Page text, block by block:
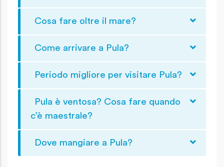
Cosa fare oltre il mare?
Come arrivare a Pula?
Periodo migliore per visitare Pula?
Pula è ventosa? Cosa fare quando
c’è maestrale?
Dove mangiare a Pula?